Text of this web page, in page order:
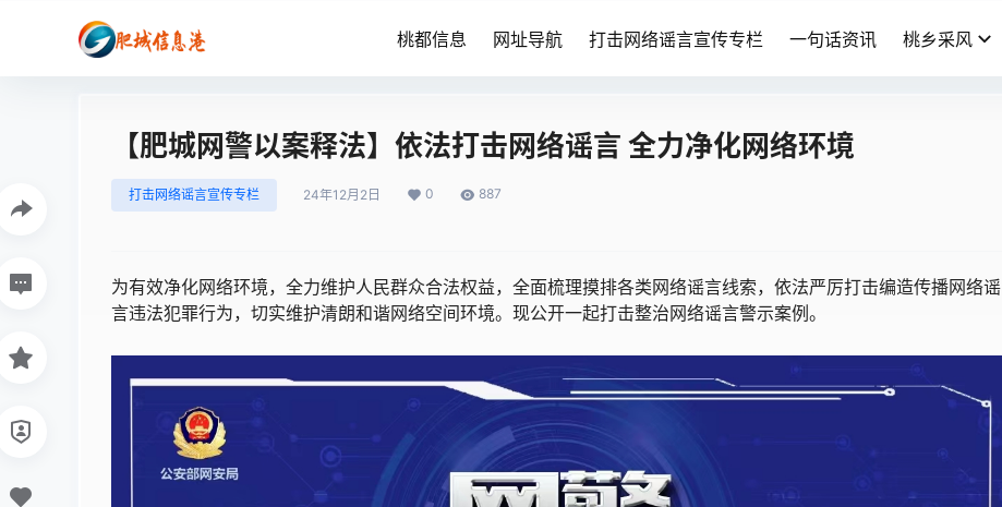
桃都信息 网址导航 打击网络谣言宣传专栏 一句话资讯 桃乡采风
【肥城网警以案释法】依法打击网络谣言 全力净化网络环境
打击网络谣言宣传专栏 24年12月2日 0 887
为有效净化网络环境，全力维护人民群众合法权益，全面梳理摸排各类网络谣言线索，依法严厉打击编造传播网络谣
言违法犯罪行为，切实维护清朗和谐网络空间环境。现公开一起打击整治网络谣言警示案例。